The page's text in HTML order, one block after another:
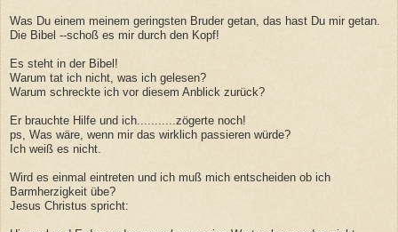
Was Du einem meinem geringsten Bruder getan, das hast Du mir getan.
Die Bibel --schoß es mir durch den Kopf!
Es steht in der Bibel!
Warum tat ich nicht, was ich gelesen?
Warum schreckte ich vor diesem Anblick zurück?
Er brauchte Hilfe und ich...........zögerte noch!
ps, Was wäre, wenn mir das wirklich passieren würde?
Ich weiß es nicht.
Wird es einmal eintreten und ich muß mich entscheiden ob ich
Barmherzigkeit übe?
Jesus Christus spricht: